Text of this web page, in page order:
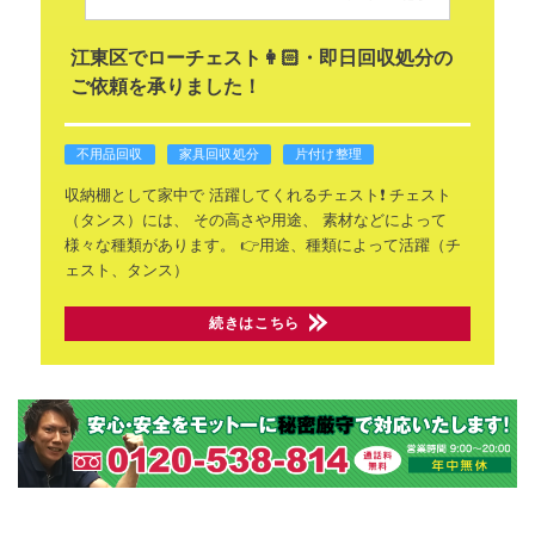
江東区でローチェスト👩🏻・即日回収処分の
ご依頼を承りました！
不用品回収 家具回収処分 片付け整理
収納棚として家中で活躍してくれるチェスト❗チェスト
（タンス）には、
その高さや用途、
素材などによって
様々な種類があります。
👉用途、種類によって活躍（チ
ェスト、タンス）
続きはこちら